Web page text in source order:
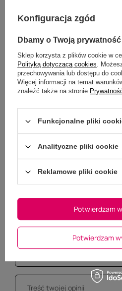
ten produkt na terenie UE
Kolor
Typ
Twoja
Konfiguracja zgód
Dbamy o Twoją prywatność
Sklep korzysta z plików cookie w
Polityką dotyczącą cookies.
przechowywania lub dostępu do
Więcej informacji na temat
znaleźć także na stronie
Funkcjonalne pliki
Analityczne pliki cookie
Reklamowe pliki cookie
Potwierdzam
Potwierdzam